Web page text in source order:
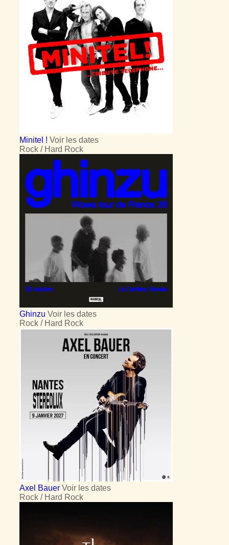
Minitel ! Voir les dates
Rock / Hard Rock
Ghinzu Voir les dates
Rock / Hard Rock
Axel Bauer Voir les dates
Rock / Hard Rock